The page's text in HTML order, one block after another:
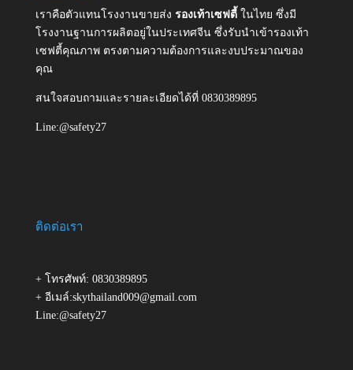
เราคือตัวแทนโรงงานขายส่ง รองเท้าเซฟตี้ ในไทย ซึ่งมี
โรงงานฐานการผลิตอยู่ในประเทศจีน ซึ่งรับนำเข้ารองเท้า
เซฟตี้คุณภาพ ตรงตามความต้องการและงบประมาณของ
คุณ
สนใจสอบถามและรายละเอียดได้ที่ 0830389895
Line:@safety27
ติดต่อเรา
+ โทรศัพท์: 0830389895
+ อีเมล์:skythailand009@gmail.com
Line:@safety27